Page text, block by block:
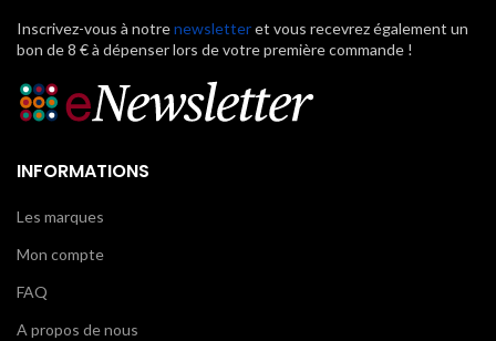
Inscrivez-vous à notrenewsletteret vous recevrez également un
bon de 8 € à dépenser lors de votre première commande !
INFORMATIONS
Les marques
Mon compte
FAQ
A propos de nous